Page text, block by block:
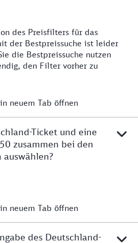
des Preisfilters für das
der Bestpreissuche ist leider
die Bestpreissuche nutzen
den Filter vorher zu
neuem Tab öffnen
Ticket und eine
zusammen bei den
auswählen?
neuem Tab öffnen
des Deutschland-